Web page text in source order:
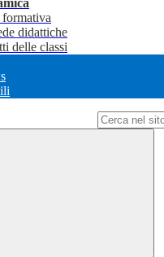
didattiche
delle classi